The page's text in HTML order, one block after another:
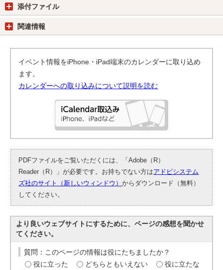
添付ファイル
関連情報
イベント情報をiPhone・iPad端末のカレンダーに取り込め
ます。
カレンダーへの取り込みについて説明を読む
PDFファイルをご覧いただくには、「Adobe（R）
Reader（R）」が必要です。お持ちでない方はアドビシステム
ズ社のサイト（新しいウィンドウ）からダウンロード（無料）
してください。
より良いウェブサイトにするために、ページの感想を聞かせ
てください。
質問：このページの情報は役にたちましたか？
役に立った
どちらともいえない
役に立たな